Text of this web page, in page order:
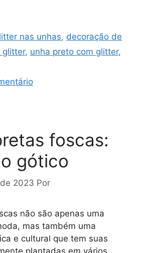
nas unhas, decoração de
glitter, unha preto com glitter,
foscas:
gótico
2023 Por
não são apenas uma
mas também uma
e cultural que tem suas